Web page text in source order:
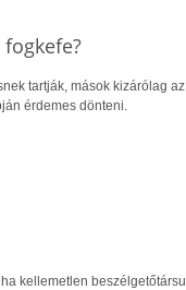
tartják, mások kizárólag
érdemes dönteni.
kellemetlen